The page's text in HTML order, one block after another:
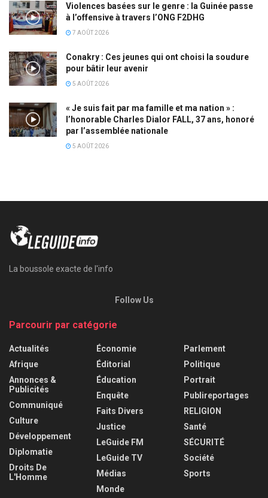
Violences basées sur le genre : la Guinée passe
à l’offensive à travers l’ONG F2DHG
7 AOÛT 2026
Conakry : Ces jeunes qui ont choisi la soudure
pour bâtir leur avenir
5 AOÛT 2026
« Je suis fait par ma famille et ma nation » :
l’honorable Charles Dialor FALL, 37 ans, honoré
par l’assemblée nationale
5 AOÛT 2026
La boussole exacte de l'info
Follow Us
Parcourir par catégorie
Actualités
Afrique
Annonces &
Publicités
Communiqué
Culture
Développement
Diplomatie
Droits De
L'Homme
Économie
Éditorial
Éducation
Enquête
Faits Divers
Justice
LeGuide FM
LeGuide TV
Médias
Monde
Parlement
Politique
Portrait
Publireportages
RELIGION
Santé
SÉCURITÉ
Société
Sports